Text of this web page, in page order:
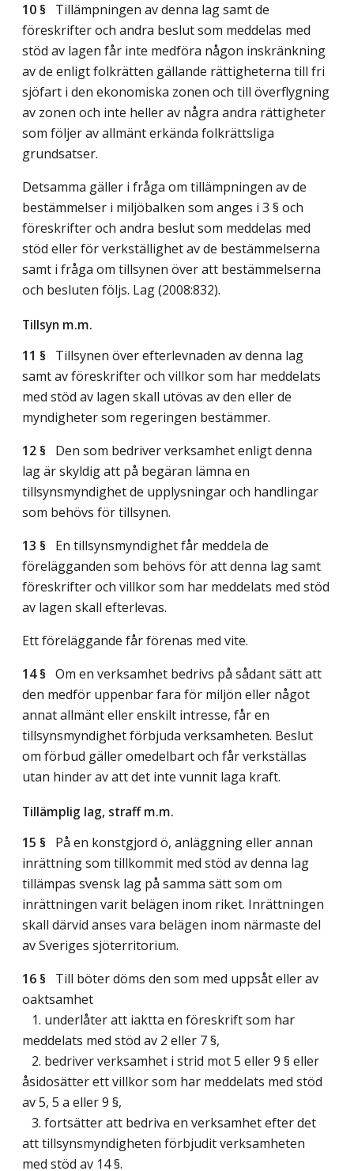
10 § Tillämpningen av denna lag samt de
föreskrifter och andra beslut som meddelas med
stöd av lagen får inte medföra någon inskränkning
av de enligt folkrätten gällande rättigheterna till fri
sjöfart i den ekonomiska zonen och till överflygning
av zonen och inte heller av några andra rättigheter
som följer av allmänt erkända folkrättsliga
grundsatser.
Detsamma gäller i fråga om tillämpningen av de
bestämmelser i miljöbalken som anges i 3 § och
föreskrifter och andra beslut som meddelas med
stöd eller för verkställighet av de bestämmelserna
samt i fråga om tillsynen över att bestämmelserna
och besluten följs. Lag (2008:832).
Tillsyn m.m.
11 § Tillsynen över efterlevnaden av denna lag
samt av föreskrifter och villkor som har meddelats
med stöd av lagen skall utövas av den eller de
myndigheter som regeringen bestämmer.
12 § Den som bedriver verksamhet enligt denna
lag är skyldig att på begäran lämna en
tillsynsmyndighet de upplysningar och handlingar
som behövs för tillsynen.
13 § En tillsynsmyndighet får meddela de
förelägganden som behövs för att denna lag samt
föreskrifter och villkor som har meddelats med stöd
av lagen skall efterlevas.
Ett föreläggande får förenas med vite.
14 § Om en verksamhet bedrivs på sådant sätt att
den medför uppenbar fara för miljön eller något
annat allmänt eller enskilt intresse, får en
tillsynsmyndighet förbjuda verksamheten. Beslut
om förbud gäller omedelbart och får verkställas
utan hinder av att det inte vunnit laga kraft.
Tillämplig lag, straff m.m.
15 § På en konstgjord ö, anläggning eller annan
inrättning som tillkommit med stöd av denna lag
tillämpas svensk lag på samma sätt som om
inrättningen varit belägen inom riket. Inrättningen
skall därvid anses vara belägen inom närmaste del
av Sveriges sjöterritorium.
16 § Till böter döms den som med uppsåt eller av
oaktsamhet
1. underlåter att iaktta en föreskrift som har
meddelats med stöd av 2 eller 7 §,
2. bedriver verksamhet i strid mot 5 eller 9 § eller
åsidosätter ett villkor som har meddelats med stöd
av 5, 5 a eller 9 §,
3. fortsätter att bedriva en verksamhet efter det
att tillsynsmyndigheten förbjudit verksamheten
med stöd av 14 §.